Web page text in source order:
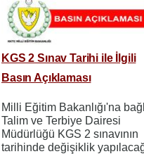
KGS 2 Sınav Tarihi ile İlgili
Basın Açıklaması
Milli Eğitim Bakanlığı'na
Talim ve Terbiye Dairesi
Müdürlüğü KGS 2 sınavının
tarihinde değişiklik